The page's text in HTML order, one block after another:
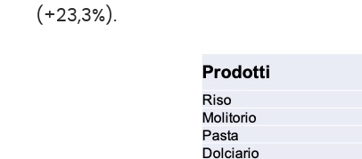
(+23,3%).